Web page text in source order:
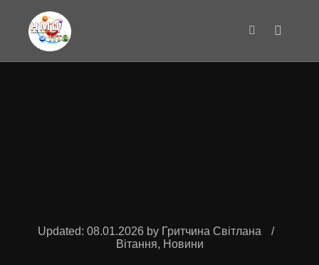
Updated: 08.01.2026 by Гритчина Світлана
Вітання, Новини